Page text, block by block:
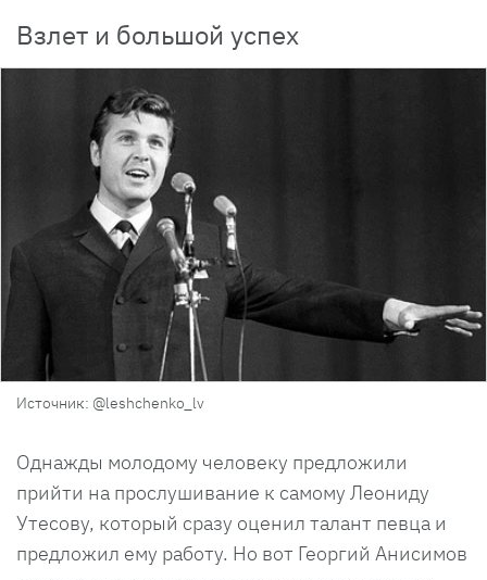
Взлет и большой успех
Источник: @leshchenko_lv
Однажды молодому человеку предложили
прийти на прослушивание к самому Леониду
Утесову, который сразу оценил талант певца и
предложил ему работу. Но вот Георгий Анисимов